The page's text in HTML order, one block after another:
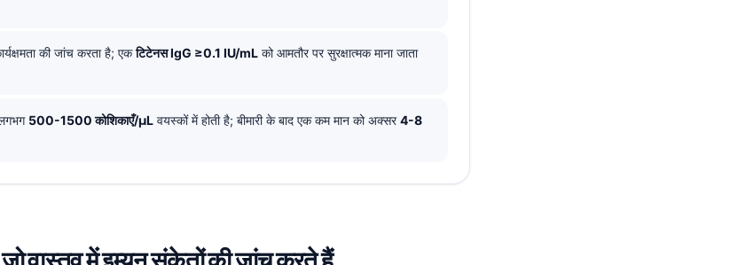
की जांच करता है; एकटिटेनस IgG ≥0.1 IU/mL को आमतौर पर सुरक्षात्मक माना जाता
500-1500 कोशिकाएँ/µL वयस्कों में होती है; बीमारी के बाद एक कम मान को अक्सर4-8